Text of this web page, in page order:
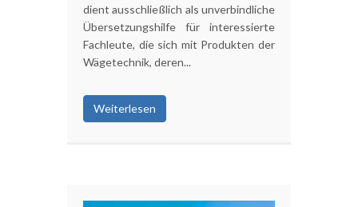
dient ausschließlich als unverbindliche
Übersetzungshilfe für interessierte
Fachleute, die sich mit Produkten der
Wägetechnik, deren...
Weiterlesen